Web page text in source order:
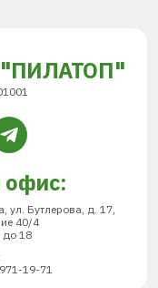
ул. Бутлерова, д. 17,
40/4
до 18
19-71